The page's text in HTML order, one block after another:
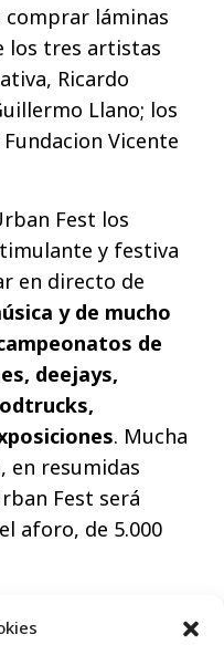
comprar láminas
los tres artistas
Ricardo
Llano; los
Vicente
Fest los
y festiva
en directo de
y de mucho
de
deejays,
. Mucha
en resumidas
Fest será
aforo, de 5.000